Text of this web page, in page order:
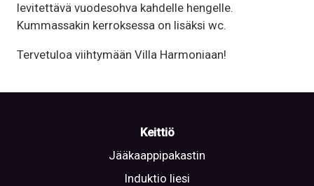
levitettävä vuodesohva kahdelle hengelle.
Kummassakin kerroksessa on lisäksi wc.
Tervetuloa viihtymään Villa Harmoniaan!
Keittiö
Jääkaappipakastin
Induktio liesi